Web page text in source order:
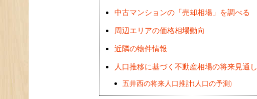
中古マンションの「売却相場」を調べる
周辺エリアの価格相場動向
近隣の物件情報
人口推移に基づく不動産相場の将来見通し
五井西の将来人口推計(人口の予測)